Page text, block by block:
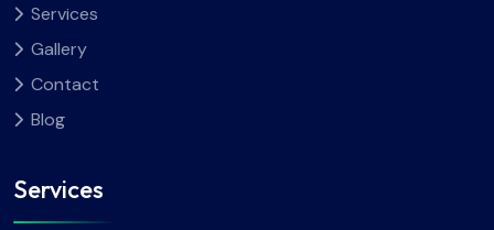
Services
Gallery
Contact
Blog
Services